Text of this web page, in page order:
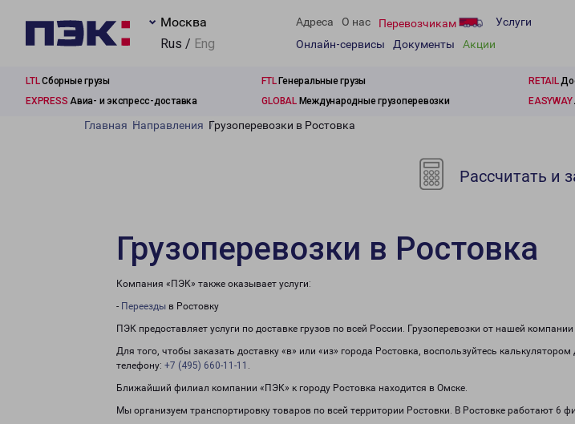
Москва
Rus / Eng
Адреса О нас Перевозчикам
Услуги
Онлайн-сервисы
Документы Акции
LTLСборные грузы FTLГенеральные грузы RETAIL
EXPRESS Авиа- и экспресс-доставка GLOBALМеждународные грузоперевозки EASYWAY
Главная Направления Грузоперевозки в Ростовка
Рассчитать и
Грузоперевозки в Ростовка
Компания «ПЭК» также оказывает услуги:
- Переезды в Ростовку
ПЭК предоставляет услуги по доставке грузов по всей России. Грузоперевозки от нашей
Для того, чтобы заказать доставку «в» или «из» города Ростовка, воспользуйтесь
телефону: +7 (495) 660-11-11 .
Ближайший филиал компании «ПЭК» к городу Ростовка находится в Омске.
Мы организуем транспортировку товаров по всей территории Ростовки. В Ростовке работают 6